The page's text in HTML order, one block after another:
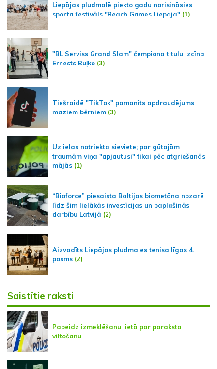
Liepājas pludmalē piekto gadu norisināsies
sporta festivāls "Beach Games Liepaja" (1)
"BL Serviss Grand Slam" čempiona titulu izcīna
Ernests Buļko (3)
Tiešraidē "TikTok" pamanīts apdraudējums
maziem bērniem (3)
Uz ielas notriekta sieviete; par gūtajām
traumām viņa "apjautusi" tikai pēc atgriešanās
mājās (1)
“Bioforce” piesaista Baltijas biometāna nozarē
līdz šim lielākās investīcijas un paplašinās
darbību Latvijā (2)
Aizvadīts Liepājas pludmales tenisa līgas 4.
posms (2)
Saistītie raksti
Pabeidz izmeklēšanu lietā par paraksta
viltošanu